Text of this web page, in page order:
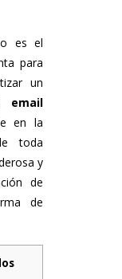
es el
para
un
email
en la
toda
y
de
de